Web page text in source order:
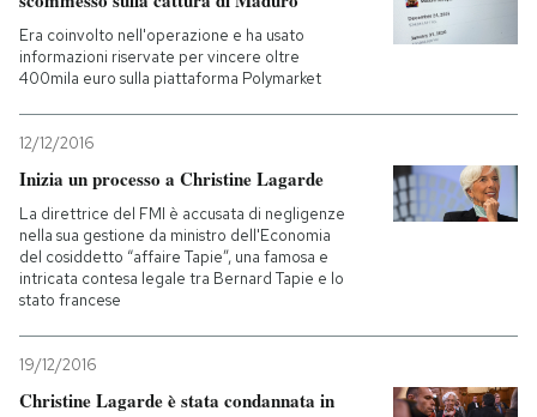
Era coinvolto nell'operazione e ha usato
informazioni riservate per vincere oltre
400mila euro sulla piattaforma Polymarket
12/12/2016
Inizia un processo a Christine Lagarde
La direttrice del FMI è accusata di negligenze
nella sua gestione da ministro dell'Economia
del cosiddetto “affaire Tapie”, una famosa e
intricata contesa legale tra Bernard Tapie e lo
stato francese
19/12/2016
Christine Lagarde è stata condannata in